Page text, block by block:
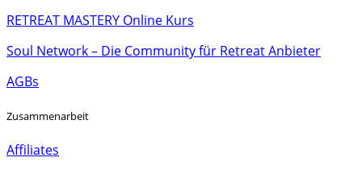
RETREAT MASTERY Online Kurs
Soul Network – Die Community für Retreat Anbieter
AGBs
Zusammenarbeit
Affiliates